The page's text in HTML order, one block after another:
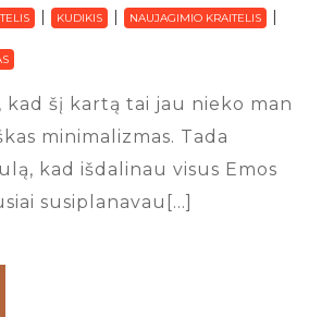
KUDIKIS NAUJAGIMIO KRAITELIS
kad šį kartą tai jau nieko man
minimalizmas. Tada
kad išdalinau visus Emos
susiplanavau[…]